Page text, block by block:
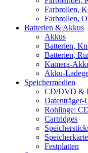
Farbrollen,
Farbrollen,
Batterien & Akkus
Akkus
Batterien,
Batterien,
Kamera-
Akku-
Speichermedien
CD/DVD &
Datenträger-
Rohlinge:
Cartridges
Festplatten